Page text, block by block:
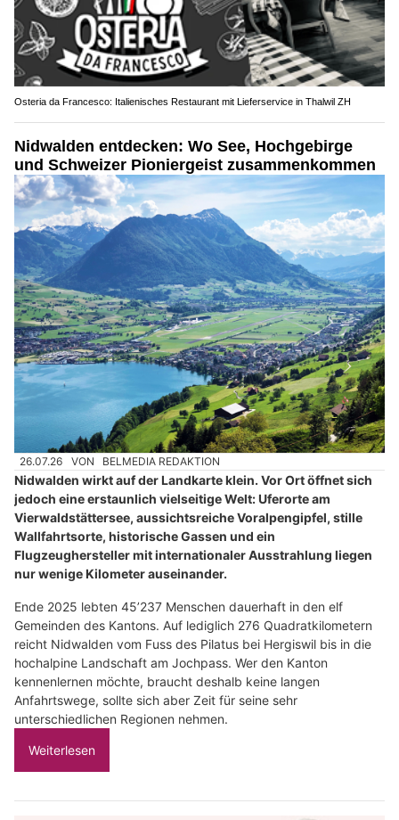
Osteria da Francesco: Italienisches Restaurant mit Lieferservice in Thalwil ZH
Nidwalden entdecken: Wo See, Hochgebirge
und Schweizer Pioniergeist zusammenkommen
26.07.26 VON BELMEDIA REDAKTION
Nidwalden wirkt auf der Landkarte klein. Vor Ort öffnet sich
jedoch eine erstaunlich vielseitige Welt: Uferorte am
Vierwaldstättersee, aussichtsreiche Voralpengipfel, stille
Wallfahrtsorte, historische Gassen und ein
Flugzeughersteller mit internationaler Ausstrahlung liegen
nur wenige Kilometer auseinander.
Ende 2025 lebten 45’237 Menschen dauerhaft in den elf
Gemeinden des Kantons. Auf lediglich 276 Quadratkilometern
reicht Nidwalden vom Fuss des Pilatus bei Hergiswil bis in die
hochalpine Landschaft am Jochpass. Wer den Kanton
kennenlernen möchte, braucht deshalb keine langen
Anfahrtswege, sollte sich aber Zeit für seine sehr
unterschiedlichen Regionen nehmen.
Weiterlesen